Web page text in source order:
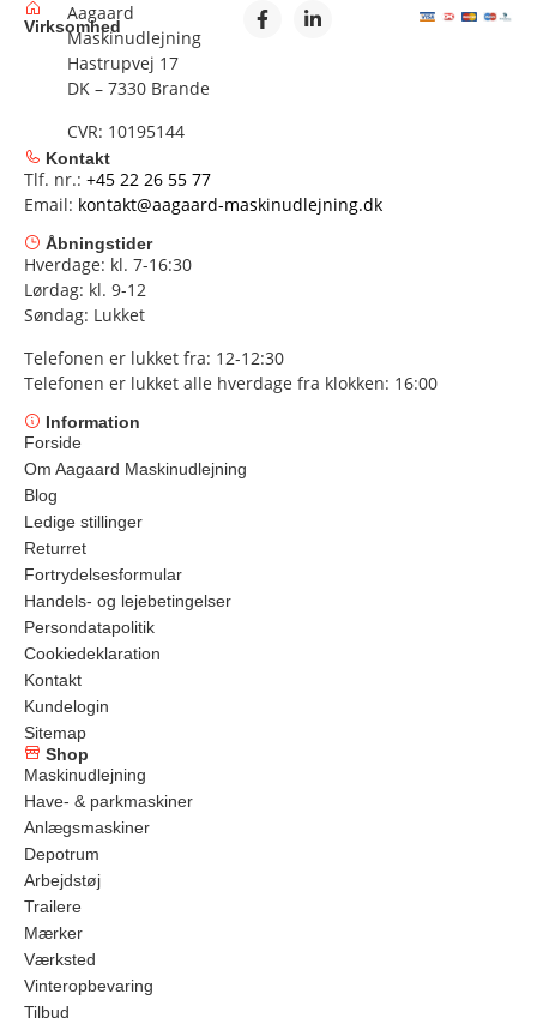
Virksomhed
Aagaard
Maskinudlejning
Hastrupvej 17
DK – 7330 Brande
CVR: 10195144
Kontakt
Tlf. nr.: +45 22 26 55 77
Email: kontakt@aagaard-maskinudlejning.dk
Åbningstider
Hverdage: kl. 7-16:30
Lørdag: kl. 9-12
Søndag: Lukket
Telefonen er lukket fra: 12-12:30
Telefonen er lukket alle hverdage fra klokken: 16:00
Information
Forside
Om Aagaard Maskinudlejning
Blog
Ledige stillinger
Returret
Fortrydelsesformular
Handels- og lejebetingelser
Persondatapolitik
Cookiedeklaration
Kontakt
Kundelogin
Sitemap
Shop
Maskinudlejning
Have- & parkmaskiner
Anlægsmaskiner
Depotrum
Arbejdstøj
Trailere
Mærker
Værksted
Vinteropbevaring
Tilbud